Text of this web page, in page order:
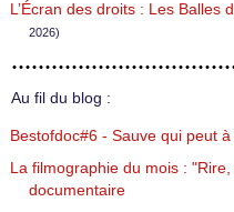
L’Écran des droits : Les Balles
2026)
Au fil du blog :
Bestofdoc#6 - Sauve qui peut
La filmographie du mois :
documentaire